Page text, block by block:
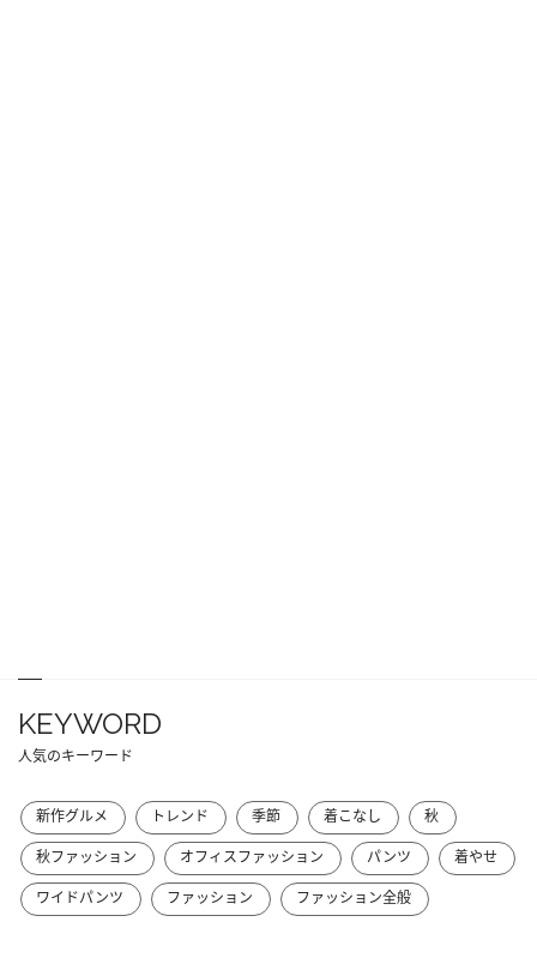
KEYWORD
人気のキーワード
新作グルメ トレンド 季節 着こなし
秋
秋ファッション
オフィスファッション パンツ
着やせ
ワイドパンツ
ファッション ファッション全般